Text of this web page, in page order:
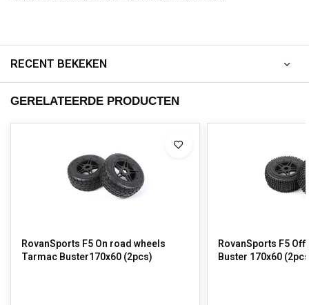
RECENT BEKEKEN
GERELATEERDE PRODUCTEN
RovanSports F5 On road wheels
Tarmac Buster170x60 (2pcs)
RovanSports F5
Buster 170x60